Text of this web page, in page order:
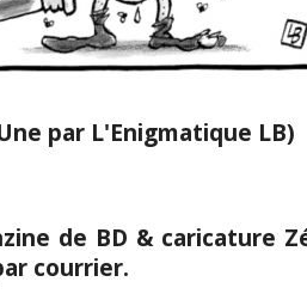
par L'Enigmatique LB)
de BD & caricature
courrier.